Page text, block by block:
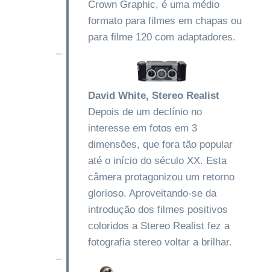
Crown Graphic, é uma médio
formato para filmes em chapas ou
para filme 120 com adaptadores.
–
David White, Stereo Realist
Depois de um declínio no
interesse em fotos em 3
dimensões, que fora tão popular
até o início do século XX. Esta
câmera protagonizou um retorno
glorioso. Aproveitando-se da
introdução dos filmes positivos
coloridos a Stereo Realist fez a
fotografia stereo voltar a brilhar.
–